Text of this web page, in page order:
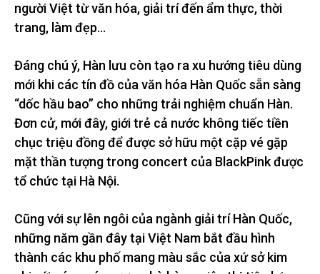
người Việt từ văn hóa, giải trí đến ẩm thực, thời
trang, làm đẹp…
Đáng chú ý, Hàn lưu còn tạo ra xu hướng tiêu dùng
mới khi các tín đồ của văn hóa Hàn Quốc sẵn sàng
“dốc hầu bao” cho những trải nghiệm chuẩn Hàn.
Đơn cử, mới đây, giới trẻ cả nước không tiếc tiền
chục triệu đồng để được sở hữu một cặp vé gặp
mặt thần tượng trong concert của BlackPink được
tổ chức tại Hà Nội.
Cũng với sự lên ngôi của ngành giải trí Hàn Quốc,
những năm gần đây tại Việt Nam bắt đầu hình
thành các khu phố mang màu sắc của xứ sở kim